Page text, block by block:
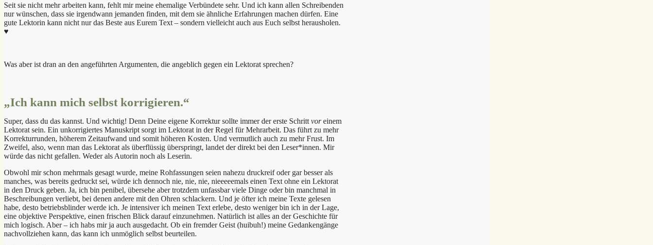
Seit sie nicht mehr arbeiten kann, fehlt mir meine ehemalige Verbündete sehr. Und ich kann allen Schreibenden
nur wünschen, dass sie irgendwann jemanden finden, mit dem sie ähnliche Erfahrungen machen dürfen. Eine
gute Lektorin kann nicht nur das Beste aus Eurem Text – sondern vielleicht auch aus Euch selbst herausholen.
♥
Was aber ist dran an den angeführten Argumenten, die angeblich gegen ein Lektorat sprechen?
„Ich kann mich selbst korrigieren.“
Super, dass du das kannst. Und wichtig! Denn Deine eigene Korrektur sollte immer der erste Schritt voreinem
Lektorat sein. Ein unkorrigiertes Manuskript sorgt im Lektorat in der Regel für Mehrarbeit. Das führt zu mehr
Korrekturrunden, höherem Zeitaufwand und somit höheren Kosten. Und vermutlich auch zu mehr Frust. Im
Zweifel, also, wenn man das Lektorat als überflüssig überspringt, landet der direkt bei den Leser*innen. Mir
würde das nicht gefallen. Weder als Autorin noch als Leserin.
Obwohl mir schon mehrmals gesagt wurde, meine Rohfassungen seien nahezu druckreif oder gar besser als
manches, was bereits gedruckt sei, würde ich dennoch nie, nie, nie, nieeeeemals einen Text ohne ein Lektorat
in den Druck geben. Ja, ich bin penibel, übersehe aber trotzdem unfassbar viele Dinge oder bin manchmal in
Beschreibungen verliebt, bei denen andere mit den Ohren schlackern. Und je öfter ich meine Texte gelesen
habe, desto betriebsblinder werde ich. Je intensiver ich meinen Text erlebe, desto weniger bin ich in der Lage,
eine objektive Perspektive, einen frischen Blick darauf einzunehmen. Natürlich ist alles an der Geschichte für
mich logisch. Aber – ich habs mir ja auch ausgedacht. Ob ein fremder Geist (huibuh!) meine Gedankengänge
nachvollziehen kann, das kann ich unmöglich selbst beurteilen.